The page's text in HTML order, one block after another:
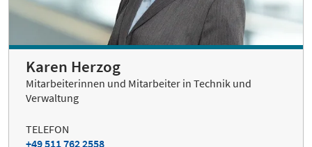
Karen Herzog
Mitarbeiterinnen und Mitarbeiter in Technik und
Verwaltung
TELEFON
+49 511 762 2558